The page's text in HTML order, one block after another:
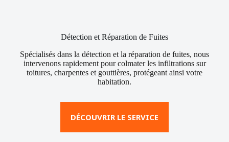
Détection et Réparation de Fuites
Spécialisés dans la détection et la réparation de fuites, nous
intervenons rapidement pour colmater les infiltrations sur
toitures, charpentes et gouttières, protégeant ainsi votre
habitation.
DÉCOUVRIR LE SERVICE